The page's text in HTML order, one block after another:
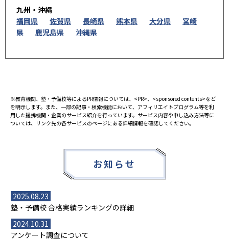
九州・沖縄
福岡県
佐賀県 長崎県 熊本県 大分県
宮崎
県
鹿児島県 沖縄県
※教育機関、塾・予備校等によるPR情報については、<PR>、<sponsored contents>など
を明示します。また、一部の記事・検索機能において、アフィリエイトプログラム等を利
用した提携機関・企業のサービス紹介を行っています。サービス内容や申し込み方法等に
ついては、リンク先の各サービスのページにある詳細情報を確認してください。
お知らせ
2025.08.23
塾・予備校 合格実績ランキングの詳細
2024.10.31
アンケート調査について